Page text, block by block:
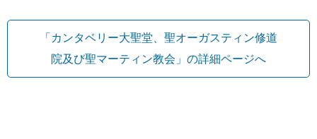
「カンタベリー大聖堂、聖オーガスティン修道
院及び聖マーティン教会」の詳細ページへ